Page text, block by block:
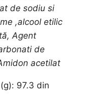
de sodiu si
,alcool etilic
Agent
de
acetilat
97.3 din